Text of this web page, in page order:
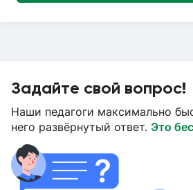
Задайте свой вопрос!
Наши педагоги максимально
него развёрнутый ответ. Это